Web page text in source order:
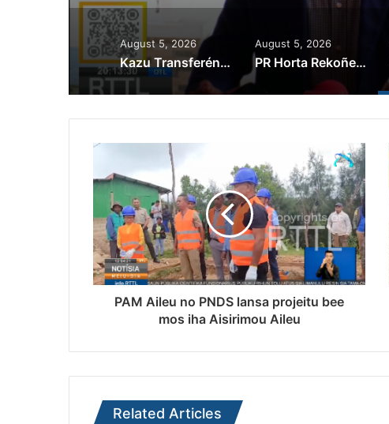
August 5, 2026
Kazu Transferénsia Osan Millaun 42 Husi Singapura, Advogadu Sei Halo Rekursu
August 5, 2026
PR Horta Rekoñese Timoroan Sira Iha Diáspora Nia Kontribuisaun
PAM Aileu no PNDS lansa projeitu bee
mos iha Aisirimou Aileu
Related Articles